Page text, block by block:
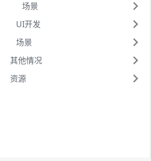
场景
UI开发
场景
其他情况
资源